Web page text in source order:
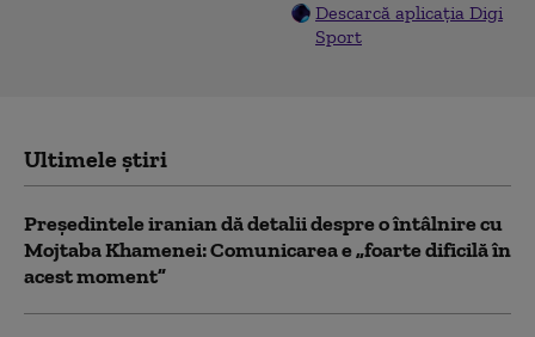
Descarcă aplicația Digi
Sport
Ultimele știri
Preşedintele iranian dă detalii despre o întâlnire cu
Mojtaba Khamenei: Comunicarea e „foarte dificilă în
acest moment”